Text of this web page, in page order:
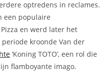
optredens in reclames.
een populaire
en werd later het
periode kroonde Van der
‘Koning TOTO’, een rol die
flamboyante imago.